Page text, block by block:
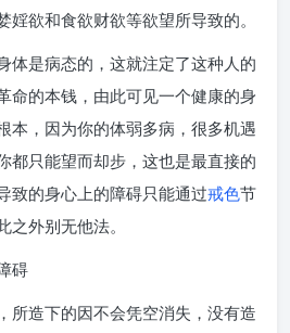
欲和食欲财欲等欲望所导致的。
体是病态的，这就注定了这种人的
命的本钱，由此可见一个健康的身
本，因为你的体弱多病，很多机遇
都只能望而却步，这也是最直接的
致的身心上的障碍只能通过戒色节
外别无他法。
碍
所造下的因不会凭空消失，没有造